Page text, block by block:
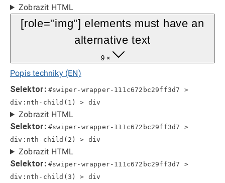
Zobrazit HTML
[role="img"] elements must have an
alternative text
9 ×
Popis techniky (EN)
Selektor: #swiper-wrapper-111c672bc29ff3d7 >
div:nth-child(1) > div
Zobrazit HTML
Selektor: #swiper-wrapper-111c672bc29ff3d7 >
div:nth-child(2) > div
Zobrazit HTML
Selektor: #swiper-wrapper-111c672bc29ff3d7 >
div:nth-child(3) > div